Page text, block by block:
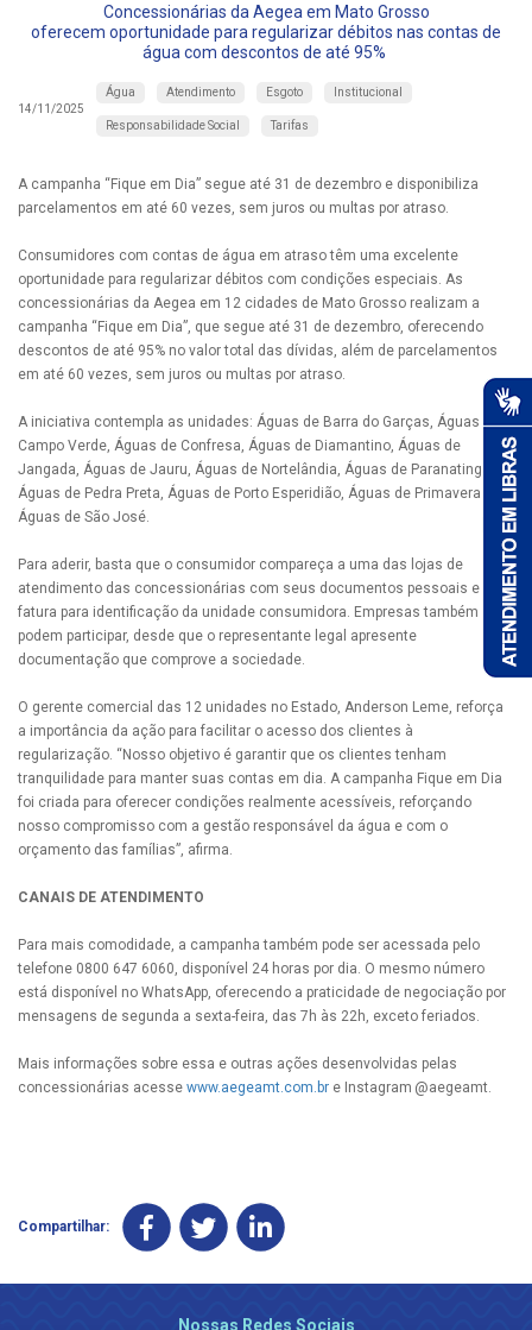
Concessionárias da Aegea em Mato Grosso
oferecem oportunidade para regularizar débitos nas contas de
água com descontos de até 95%
14/11/2025
Água Atendimento Esgoto Institucional
Responsabilidade Social Tarifas
A campanha “Fique em Dia” segue até 31 de dezembro e disponibiliza
parcelamentos em até 60 vezes, sem juros ou multas por atraso.
Consumidores com contas de água em atraso têm uma excelente
oportunidade para regularizar débitos com condições especiais. As
concessionárias da Aegea em 12 cidades de Mato Grosso realizam a
campanha “Fique em Dia”, que segue até 31 de dezembro, oferecendo
descontos de até 95% no valor total das dívidas, além de parcelamentos
em até 60 vezes, sem juros ou multas por atraso.
A iniciativa contempla as unidades: Águas de Barra do Garças, Águas de
Campo Verde, Águas de Confresa, Águas de Diamantino, Águas de
Jangada, Águas de Jauru, Águas de Nortelândia, Águas de Paranatinga,
Águas de Pedra Preta, Águas de Porto Esperidião, Águas de Primavera e
Águas de São José.
Para aderir, basta que o consumidor compareça a uma das lojas de
atendimento das concessionárias com seus documentos pessoais e uma
fatura para identificação da unidade consumidora. Empresas também
podem participar, desde que o representante legal apresente
documentação que comprove a sociedade.
O gerente comercial das 12 unidades no Estado, Anderson Leme, reforça
a importância da ação para facilitar o acesso dos clientes à
regularização. “Nosso objetivo é garantir que os clientes tenham
tranquilidade para manter suas contas em dia. A campanha Fique em Dia
foi criada para oferecer condições realmente acessíveis, reforçando
nosso compromisso com a gestão responsável da água e com o
orçamento das famílias”, afirma.
CANAIS DE ATENDIMENTO
Para mais comodidade, a campanha também pode ser acessada pelo
telefone 0800 647 6060, disponível 24 horas por dia. O mesmo número
está disponível no WhatsApp, oferecendo a praticidade de negociação por
mensagens de segunda a sexta-feira, das 7h às 22h, exceto feriados.
Mais informações sobre essa e outras ações desenvolvidas pelas
concessionárias acesse www.aegeamt.com.br e Instagram @aegeamt.
Compartilhar:
Nossas Redes Sociais